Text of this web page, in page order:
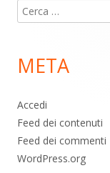
piè
pagina
Ricerca
per:
META
Accedi
Feed dei contenuti
Feed dei commenti
WordPress.org